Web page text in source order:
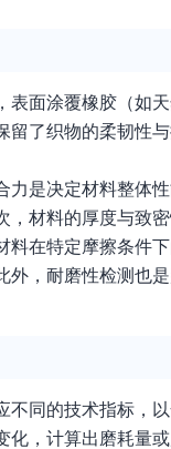
面涂覆橡胶（如
了织物的柔韧性
是决定材料整体
材料的厚度与致
在特定摩擦条件
，耐磨性检测也
同的技术指标，以
，计算出磨耗量